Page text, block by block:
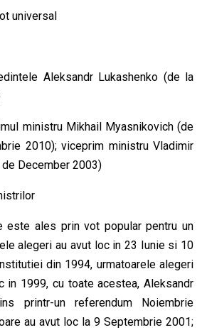
universal
Aleksandr Lukashenko (de la
ministru Mikhail Myasnikovich (de
2010); viceprim ministru Vladimir
December 2003)
este ales prin vot popular pentru un
alegeri au avut loc in 23 Iunie si 10
din 1994, urmatoarele alegeri
in 1999, cu toate acestea, Aleksandr
printr-un referendum Noiembrie
au avut loc la 9 Septembrie 2001;